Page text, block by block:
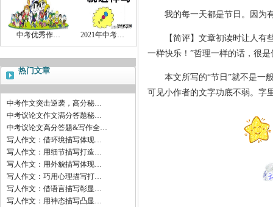
中考优秀作… 2021年中考…
热门文章
中考作文突击逆袭，高分秘…
中考议论文作文满分答题秘…
中考议论文高分答题&写作全…
写人作文：借环境描写体现…
写人作文：用细节描写打造…
写人作文：用外貌描写体现…
写人作文：巧用心理描写打…
写人作文：借语言描写彰显…
写人作文：用神态描写凸显…
我的每一天都是节日。因为有
【简评】文章初读时让人有些
一样快乐！”哲理一样的话，很
本文所写的“节日”就不是一般
可见小作者的文字功底不弱。字